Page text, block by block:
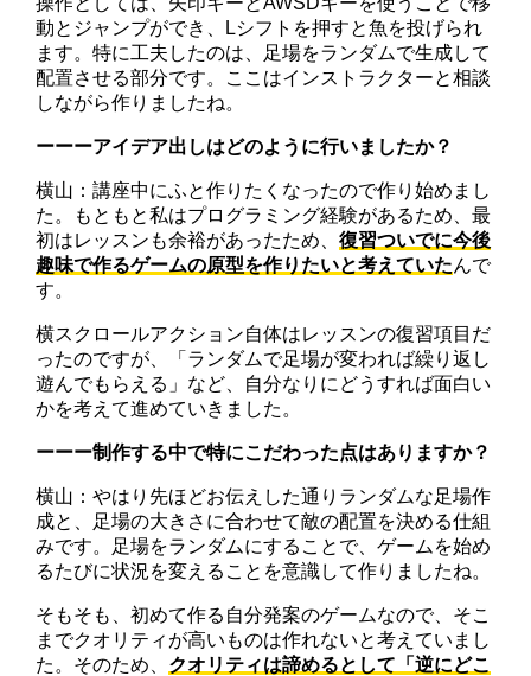
動とジャンプができ、Lシフトを押すと魚を投げられ
ます。特に工夫したのは、足場をランダムで生成して
配置させる部分です。ここはインストラクターと相談
しながら作りましたね。
ーーーアイデア出しはどのように行いましたか？
横山：講座中にふと作りたくなったので作り始めまし
た。もともと私はプログラミング経験があるため、最
初はレッスンも余裕があったため、復習ついでに今後
趣味で作るゲームの原型を作りたいと考えていたんで
す。
横スクロールアクション自体はレッスンの復習項目だ
ったのですが、「ランダムで足場が変われば繰り返し
遊んでもらえる」など、自分なりにどうすれば面白い
かを考えて進めていきました。
ーーー制作する中で特にこだわった点はありますか？
横山：やはり先ほどお伝えした通りランダムな足場作
成と、足場の大きさに合わせて敵の配置を決める仕組
みです。足場をランダムにすることで、ゲームを始め
るたびに状況を変えることを意識して作りましたね。
そもそも、初めて作る自分発案のゲームなので、そこ
までクオリティが高いものは作れないと考えていまし
た。そのため、 クオリティは諦めるとして「逆にどこ